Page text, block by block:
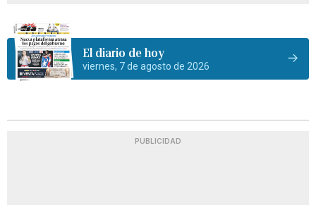
El diario de hoy
viernes, 7 de agosto de 2026
PUBLICIDAD